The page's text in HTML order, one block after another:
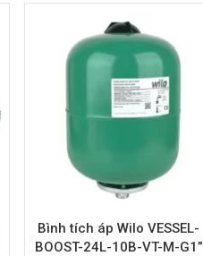
Bình tích áp Wilo VESSEL-
BOOST-24L-10B-VT-M-G1”